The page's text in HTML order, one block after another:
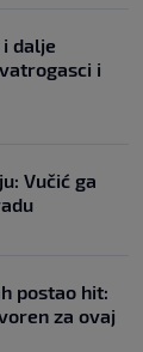
dalje
i
Vučić ga
postao hit:
za ovaj